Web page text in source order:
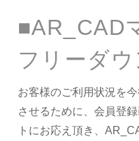
■AR_CAD
フリーダ
お客様のご利用状況を
させるために、会員登
トにお応え頂き、